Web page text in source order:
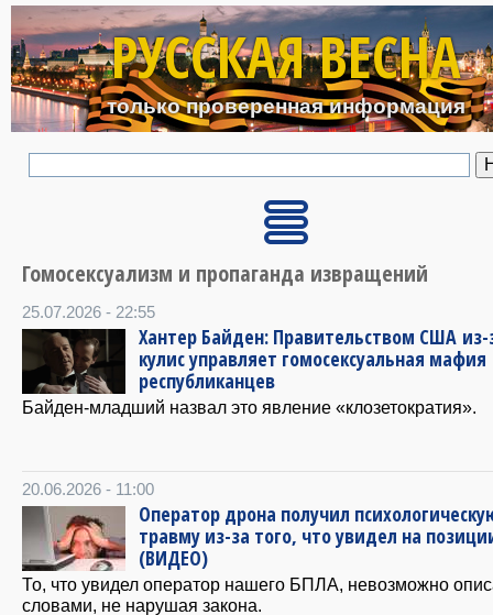
Перейти к основному
РУССКАЯ ВЕСНА
только проверенная информация
Гомосексуализм и пропаганда извращений
25.07.2026 - 22:55
Хантер Байден: Правительством США из-
кулис управляет гомосексуальная мафия
республиканцев
Байден-младший назвал это явление «клозетократия».
20.06.2026 - 11:00
Оператор дрона получил
травму из-за того, что увидел на
(ВИДЕО)
То, что увидел оператор нашего БПЛА, невозможно
словами, не нарушая закона.